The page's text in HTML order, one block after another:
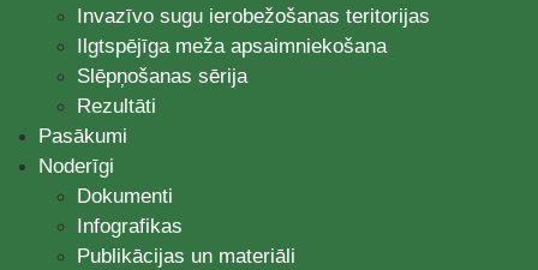
Invazīvo sugu ierobežošanas teritorijas
Ilgtspējīga meža apsaimniekošana
Slēpņošanas sērija
Rezultāti
Pasākumi
Noderīgi
Dokumenti
Infografikas
Publikācijas un materiāli